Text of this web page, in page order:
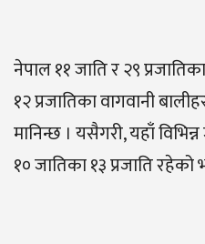
नेपाल ११ जाति र २९
१२ प्रजातिका वागवानी
मानिन्छ । यसैगरी, यहाँ
१० जातिका १३ प्रजाति रहेको